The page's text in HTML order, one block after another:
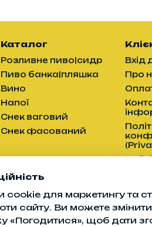
Каталог
Розливне пиво|сидр
Пиво банка|пляшка
Вино
Напої
Снек ваговий
Снек фасований
Вхід
Про
Ми в
для маркетингу та
сайту. Ви можете
«Погодитися», щоб дати